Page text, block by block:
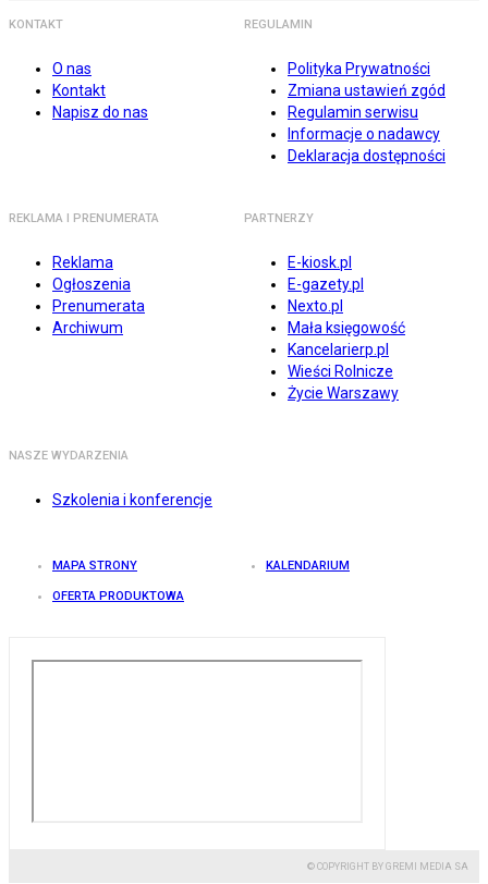
KONTAKT
O nas
Kontakt
Napisz do nas
REGULAMIN
Polityka Prywatności
Zmiana ustawień zgód
Regulamin serwisu
Informacje o nadawcy
Deklaracja dostępności
REKLAMA I PRENUMERATA
Reklama
Ogłoszenia
Prenumerata
Archiwum
PARTNERZY
E-kiosk.pl
E-gazety.pl
Nexto.pl
Mała księgowość
Kancelarierp.pl
Wieści Rolnicze
Życie Warszawy
NASZE WYDARZENIA
Szkolenia i konferencje
MAPA STRONY KALENDARIUM
OFERTA PRODUKTOWA
© COPYRIGHT BY GREMI MEDIA SA